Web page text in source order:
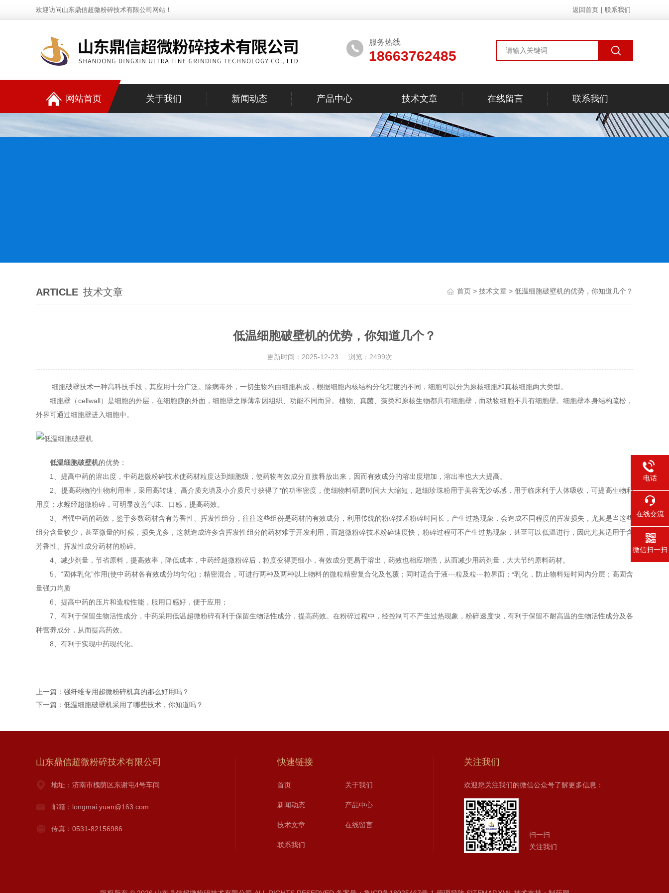
欢迎访问山东鼎信超微粉碎技术有限公司网站！ 返回首页 联系我们
服务热线
18663762485
网站首页 关于我们 新闻动态 产品中心 技术文章 在线留言 联系我们
ARTICLE 技术文章 首页 > 技术文章 > 低温细胞破壁机的优势，你知道几个？
低温细胞破壁机的优势，你知道几个？
更新时间：2025-12-23 浏览：2499次
细胞破壁技术一种高科技手段，其应用十分广泛。除病毒外，一切生物均由细胞构成，根据细胞内核结构分化程度的不同，细胞可以分为原核细胞和真核细胞两大类型。
细胞壁（cellwall）是细胞的外层，在细胞膜的外面，细胞壁之厚薄常因组织、功能不同而异。植物、真菌、藻类和原核生物都具有细胞壁，而动物细胞不具有细胞壁。细胞壁本身结构疏松，
外界可通过细胞壁进入细胞中。
低温细胞破壁机的优势：
1、提高中药的溶出度，中药超微粉碎技术使药材粒度达到细胞级，使药物有效成分直接释放出来，因而有效成分的溶出度增加，溶出率也大大提高。
2、提高药物的生物利用率，采用高转速、高介质充填及小介质尺寸获得了*的功率密度，使细物料研磨时间大大缩短，超细珍珠粉用于美容无沙砾感，用于临床利于人体吸收，可提高生物利
用度；水蛭经超微粉碎，可明显改善气味、口感，提高药效。
3、增强中药的药效，鉴于多数药材含有芳香性、挥发性组分，往往这些组份是药材的有效成分，利用传统的粉碎技术粉碎时间长，产生过热现象，会造成不同程度的挥发损失，尤其是当这些
组分含量较少，甚至微量的时候，损失尤多，这就造成许多含挥发性组分的药材难于开发利用，而超微粉碎技术粉碎速度快，粉碎过程可不产生过热现象，甚至可以低温进行，因此尤其适用于含
芳香性、挥发性成分药材的粉碎。
4、减少剂量，节省原料，提高效率，降低成本，中药经超微粉碎后，粒度变得更细小，有效成分更易于溶出，药效也相应增强，从而减少用药剂量，大大节约原料药材。
5、“固体乳化”作用(使中药材各有效成分均匀化)；精密混合，可进行两种及两种以上物料的微粒精密复合化及包覆；同时适合于液---粒及粒---粒界面；*乳化，防止物料短时间内分层；高固含
量强力均质
6、提高中药的压片和造粒性能，服用口感好，便于应用；
7、有利于保留生物活性成分，中药采用低温超微粉碎有利于保留生物活性成分，提高药效。在粉碎过程中，经控制可不产生过热现象，粉碎速度快，有利于保留不耐高温的生物活性成分及各
种营养成分，从而提高药效。
8、有利于实现中药现代化。
上一篇： 强纤维专用超微粉碎机真的那么好用吗？
下一篇： 低温细胞破壁机采用了哪些技术，你知道吗？
山东鼎信超微粉碎技术有限公司
地址：济南市槐荫区东谢屯4号车间
邮箱：longmai.yuan@163.com
传真：0531-82156986
快速链接
首页 关于我们
新闻动态 产品中心
技术文章 在线留言
联系我们
关注我们
欢迎您关注我们的微信公众号了解更多信息：
扫一扫
关注我们
电话
在线交流
微信扫一扫